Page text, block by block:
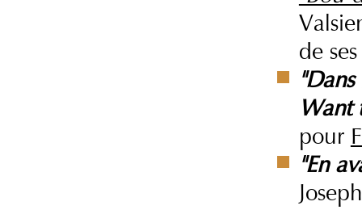
de
Want
pour
"En